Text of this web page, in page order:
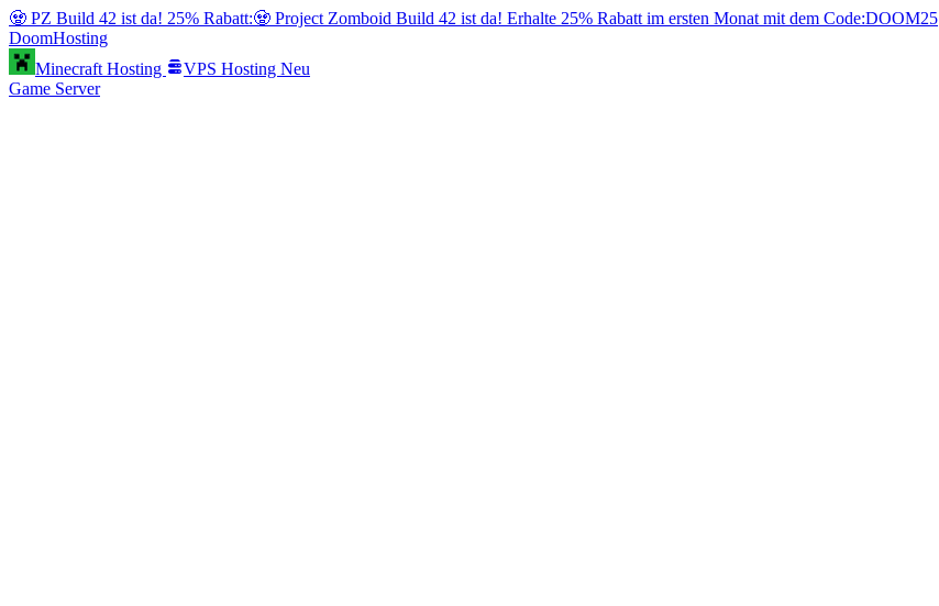
🧟 PZ Build 42 ist da! 25% Rabatt:🧟 Project Zomboid Build 42 ist da! Erhalte 25% Rabatt im ersten Monat mit dem Code:DOOM25
DoomHosting
Minecraft Hosting
VPS Hosting Neu
Game Server